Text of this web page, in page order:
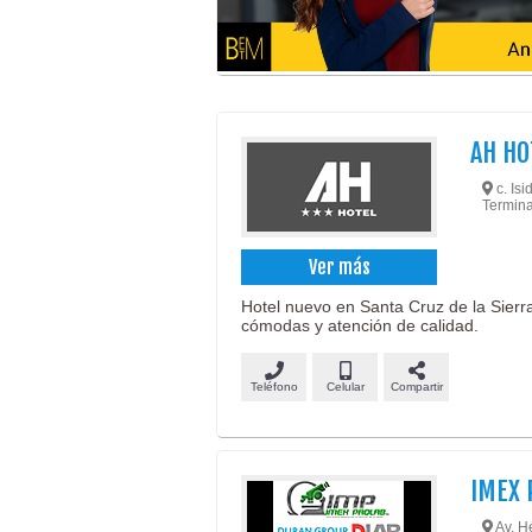
Ver más
AH
c.
Hotel nuevo en Santa Cruz de la
cómodas y atención de calidad.
Teléfono Celular Compartir
Av.